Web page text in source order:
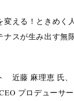
変える！ときめく
ナスが生み出す無
近藤 麻理恵 氏、
プロデューサ